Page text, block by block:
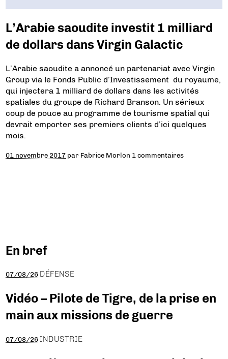
L’Arabie saoudite investit 1 milliard
de dollars dans Virgin Galactic
L’Arabie saoudite a annoncé un partenariat avec Virgin
Group via le Fonds Public d’Investissement du royaume,
qui injectera 1 milliard de dollars dans les activités
spatiales du groupe de Richard Branson. Un sérieux
coup de pouce au programme de tourisme spatial qui
devrait emporter ses premiers clients d’ici quelques
mois.
01 novembre 2017 par Fabrice Morlon 1 commentaires
En bref
07/08/26 DÉFENSE
Vidéo – Pilote de Tigre, de la prise en
main aux missions de guerre
07/08/26 INDUSTRIE